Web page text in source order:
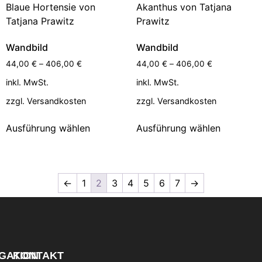
Wandbild
44,00 € – 406,00 €
inkl. MwSt.
zzgl. Versandkosten
Ausführung wählen
Wandbild
44,00 € – 406,00 €
inkl. MwSt.
zzgl. Versandkosten
Ausführung wählen
← 1 2 3 4 5 6 7 →
KONTAKT